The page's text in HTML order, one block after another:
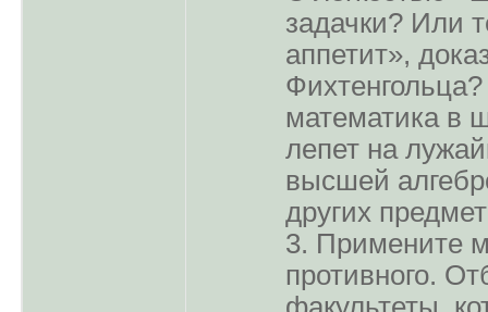
задачки? Или
аппетит»,
математика в
лепет на
высшей
других
3. Примените
противного.